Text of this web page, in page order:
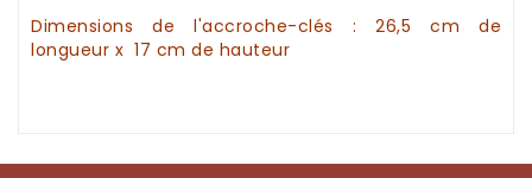
Dimensions de l'accroche-clés : 26,5 cm de
longueur x 17 cm de hauteur